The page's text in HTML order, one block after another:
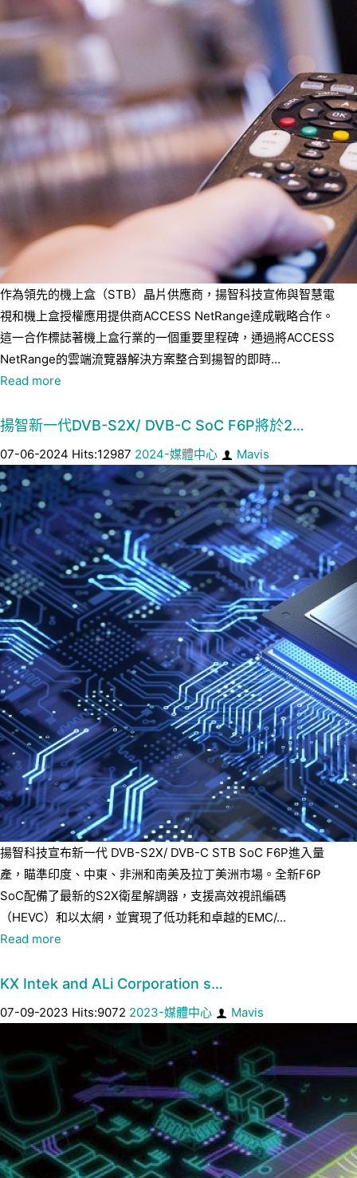
作為領先的機上盒（STB）晶片供應商，揚智科技宣佈與智慧電
視和機上盒授權應用提供商ACCESS NetRange達成戰略合作。
這一合作標誌著機上盒行業的一個重要里程碑，通過將ACCESS
NetRange的雲端流覽器解決方案整合到揚智的即時...
Read more
揚智新一代DVB-S2X/ DVB-C SoC F6P將於2…
07-06-2024 Hits:12987 2024-媒體中心 Mavis
揚智科技宣布新一代 DVB-S2X/ DVB-C STB SoC F6P進入量
產，瞄準印度、中東、非洲和南美及拉丁美洲市場。全新F6P
SoC配備了最新的S2X衛星解調器，支援高效視訊編碼
（HEVC）和以太網，並實現了低功耗和卓越的EMC/...
Read more
KX Intek and ALi Corporation s…
07-09-2023 Hits:9072 2023-媒體中心 Mavis